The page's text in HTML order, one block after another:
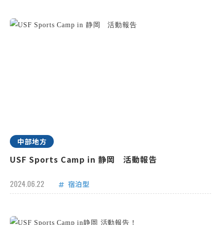
中部地方
USF Sports Camp in 静岡 活動報告
2024.06.22 宿泊型